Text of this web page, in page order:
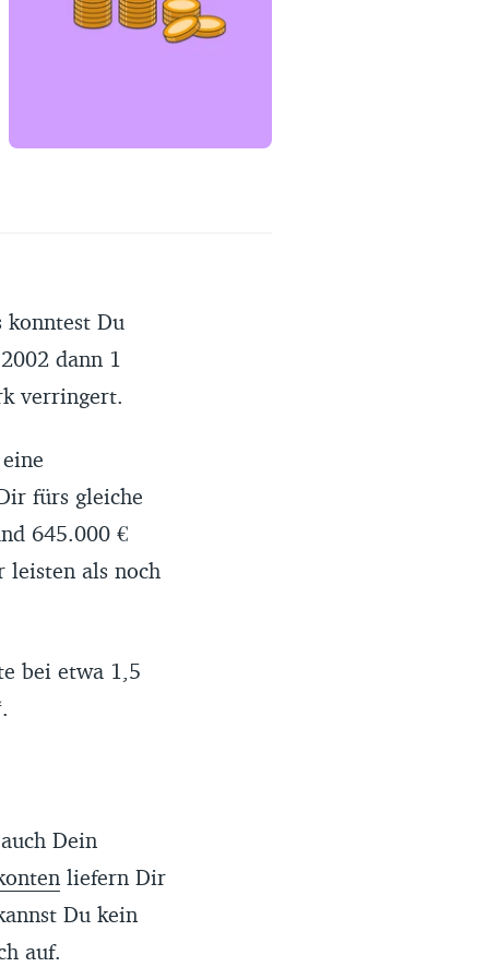
Academy
konntest Du
dann 1
verringert.
fürs gleiche
645.000 €
leisten als noch
bei etwa 1,5
Dein
liefern Dir
Du kein
auf.